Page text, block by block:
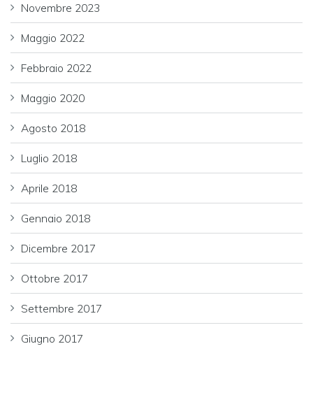
Novembre 2023
Maggio 2022
Febbraio 2022
Maggio 2020
Agosto 2018
Luglio 2018
Aprile 2018
Gennaio 2018
Dicembre 2017
Ottobre 2017
Settembre 2017
Giugno 2017